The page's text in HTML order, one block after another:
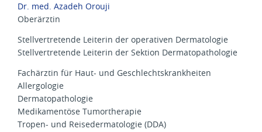
Dr. med. Azadeh Orouji
Oberärztin
Stellvertretende Leiterin der operativen Dermatologie
Stellvertretende Leiterin der Sektion Dermatopathologie
Fachärztin für Haut- und Geschlechtskrankheiten
Allergologie
Dermatopathologie
Medikamentöse Tumortherapie
Tropen- und Reisedermatologie (DDA)